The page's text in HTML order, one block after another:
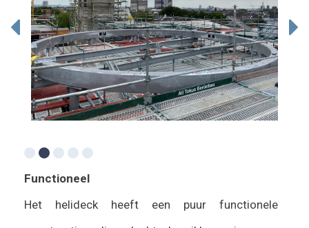
Functioneel
Het helideck heeft een puur functionele